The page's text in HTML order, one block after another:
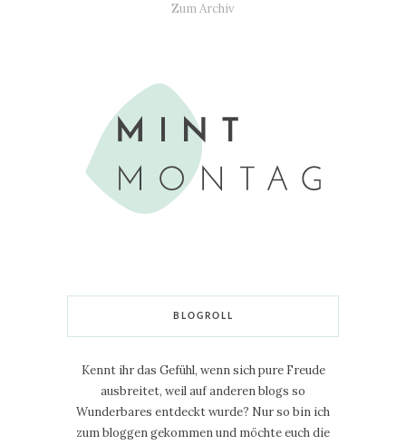
Zum Archiv
BLOGROLL
Kennt ihr das Gefühl, wenn sich pure Freude
ausbreitet, weil auf anderen blogs so
Wunderbares entdeckt wurde? Nur so bin ich
zum bloggen gekommen und möchte euch die